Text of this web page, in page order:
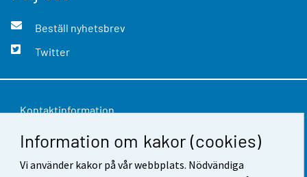
Information om kakor (cookies)
Vi använder kakor på vår webbplats. Nödvändiga
Beställ nyhetsbrev
Twitter
Kontaktinformation
Respons
Användarvillkor